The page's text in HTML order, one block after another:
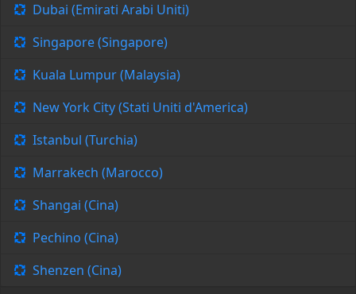
Dubai (Emirati Arabi Uniti)
Singapore (Singapore)
Kuala Lumpur (Malaysia)
New York City (Stati Uniti d'America)
Istanbul (Turchia)
Marrakech (Marocco)
Shangai (Cina)
Pechino (Cina)
Shenzen (Cina)